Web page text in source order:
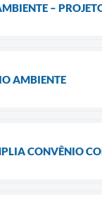
–
AMBIENTE
CONVÊNIO